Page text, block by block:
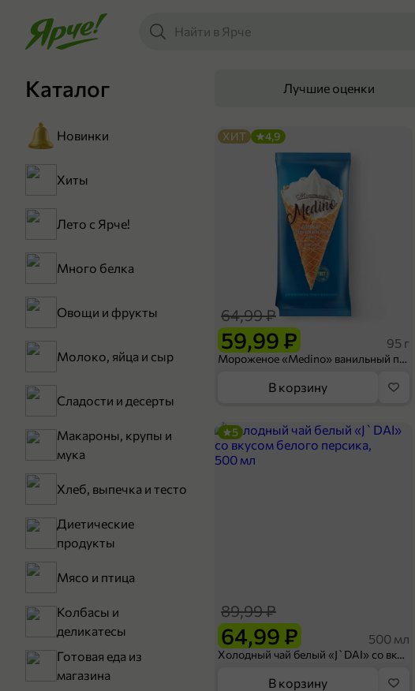
Каталог
Новинки
Хиты
Лето с Ярче!
Много белка
Овощи и фрукты
Молоко, яйца и сыр
Сладости и десерты
Макароны, крупы и
мука
Хлеб, выпечка и тесто
Диетические
продукты
Мясо и птица
Колбасы и
деликатесы
Готовая еда из
магазина
Лучшие оценки
59,99 ₽
64,99 ₽
95 г
Мороженое «Medino» ванильный пломбир в рожке, 95 г
ХИТ 4,9
В корзину
64,99 ₽
89,99 ₽
500 мл
Холодный чай белый «J`DAI» со вкусом белого персика, 500 мл
5
В корзину